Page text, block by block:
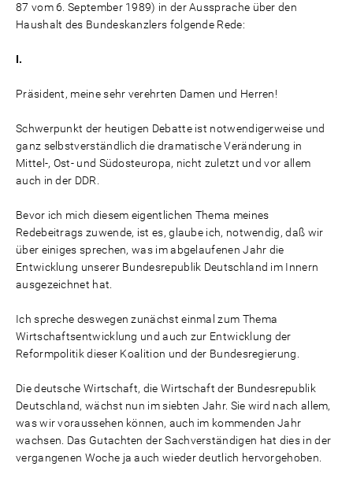
87 vom 6. September 1989) in der Aussprache über den
Haushalt des Bundeskanzlers folgende Rede:
I.
Präsident, meine sehr verehrten Damen und Herren!
Schwerpunkt der heutigen Debatte ist notwendigerweise und
ganz selbstverständlich die dramatische Veränderung in
Mittel-, Ost- und Südosteuropa, nicht zuletzt und vor allem
auch in der DDR.
Bevor ich mich diesem eigentlichen Thema meines
Redebeitrags zuwende, ist es, glaube ich, notwendig, daß wir
über einiges sprechen, was im abgelaufenen Jahr die
Entwicklung unserer Bundesrepublik Deutschland im Innern
ausgezeichnet hat.
Ich spreche deswegen zunächst einmal zum Thema
Wirtschaftsentwicklung und auch zur Entwicklung der
Reformpolitik dieser Koalition und der Bundesregierung.
Die deutsche Wirtschaft, die Wirtschaft der Bundesrepublik
Deutschland, wächst nun im siebten Jahr. Sie wird nach allem,
was wir voraussehen können, auch im kommenden Jahr
wachsen. Das Gutachten der Sachverständigen hat dies in der
vergangenen Woche ja auch wieder deutlich hervorgehoben.